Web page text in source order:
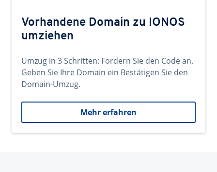
Vorhandene Domain zu IONOS
umziehen
Umzug in 3 Schritten: Fordern Sie den Code an.
Geben Sie Ihre Domain ein Bestätigen Sie den
Domain-Umzug.
Mehr erfahren